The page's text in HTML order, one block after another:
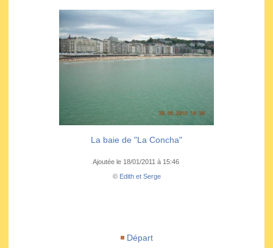
La baie de "La Concha"
Ajoutée le 18/01/2011 à 15:46
© Edith et Serge
Départ